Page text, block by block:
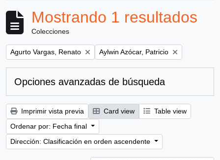
Mostrando 1 resultados
Colecciones
Remove filter:
Agurto Vargas, Renato Remove filter:
Aylwin Azócar, Patricio
Opciones avanzadas de búsqueda
Imprimir vista previa Card view
Table view
Ordenar por: Fecha final
Dirección: Clasificación en orden ascendente